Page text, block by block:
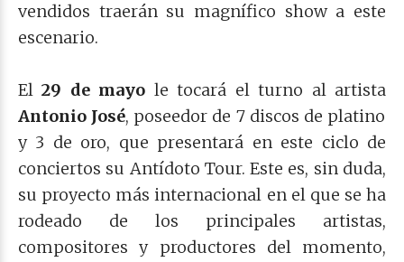
vendidos traerán su magnífico show a este
escenario.
El29 de mayo le tocará el turno al artista
Antonio José, poseedor de 7 discos de platino
y 3 de oro, que presentará en este ciclo de
conciertos su Antídoto Tour. Este es, sin duda,
su proyecto más internacional en el que se ha
rodeado de los principales artistas,
compositores y productores del momento,